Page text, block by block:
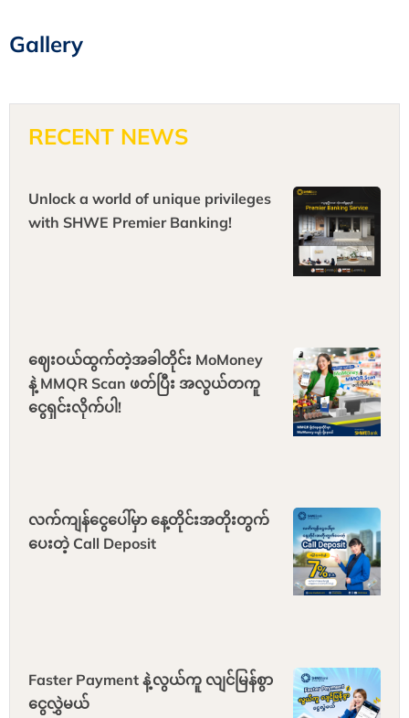
Gallery
RECENT NEWS
Unlock a world of unique privileges
with SHWE Premier Banking!
ဈေးဝယ်ထွက်တဲ့အခါတိုင်း MoMoney
နဲ့ MMQR Scan ဖတ်ပြီး အလွယ်တကူ
ငွေရှင်းလိုက်ပါ!
လက်ကျန်ငွေပေါ်မှာ နေ့တိုင်းအတိုးတွက်
ပေးတဲ့ Call Deposit
Faster Payment နဲ့လွယ်ကူ လျင်မြန်စွာ
ငွေလွှဲမယ်